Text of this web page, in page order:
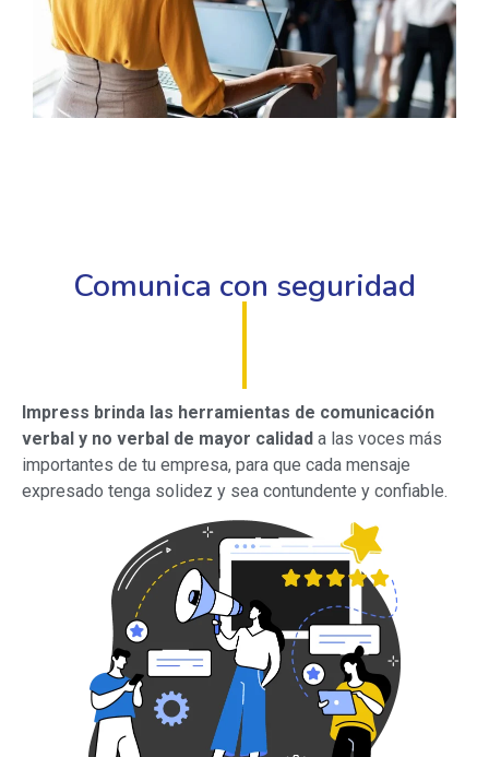
Comunica con seguridad
Impress brinda las herramientas de comunicación
verbal y no verbal de mayor calidad a las voces más
importantes de tu empresa, para que cada mensaje
expresado tenga solidez y sea contundente y confiable.